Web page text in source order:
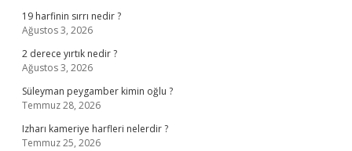
19 harfinin sırrı nedir ?
Ağustos 3, 2026
2 derece yırtık nedir ?
Ağustos 3, 2026
Süleyman peygamber kimin oğlu ?
Temmuz 28, 2026
Izharı kameriye harfleri nelerdir ?
Temmuz 25, 2026